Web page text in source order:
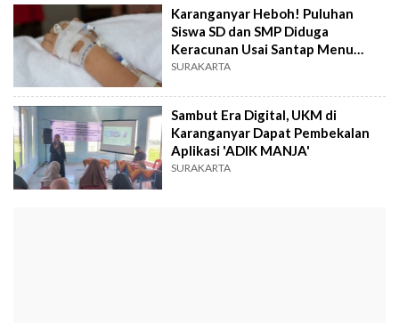
Karanganyar Heboh! Puluhan
Siswa SD dan SMP Diduga
Keracunan Usai Santap Menu
MBG
SURAKARTA
Sambut Era Digital, UKM di
Karanganyar Dapat Pembekalan
Aplikasi 'ADIK MANJA'
SURAKARTA